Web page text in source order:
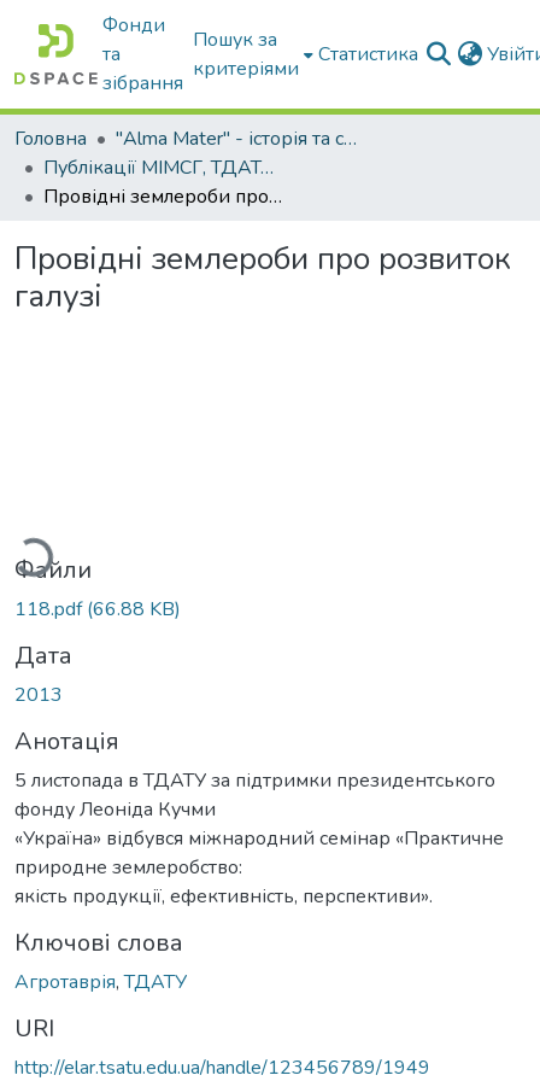
Фонди
та
зібрання
Пошук за
критеріями
Статистика
Головна
"Alma Mater" - історія та сьогодення Університету
Публікації МІМСГ, ТДАТА, ТДАТУ
Провідні землероби про розвиток галузі
Провідні землероби про розвиток
галузі
Файли
118.pdf(66.88 KB)
Дата
2013
Анотація
5 листопада в ТДАТУ за підтримки президентського
фонду Леоніда Кучми
«Україна» відбувся міжнародний семінар «Практичне
природне землеробство:
якість продукції, ефективність, перспективи».
Ключові слова
Агротаврія,ТДАТУ
URI
http://elar.tsatu.edu.ua/handle/123456789/1949